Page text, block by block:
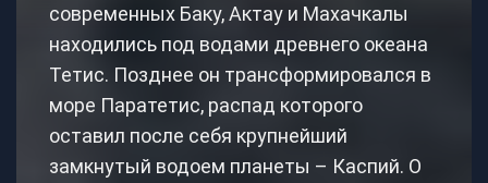
современных Баку, Актау и Махачкалы
находились под водами древнего океана
Тетис. Позднее он трансформировался в
море Паратетис, распад которого
оставил после себя крупнейший
замкнутый водоем планеты – Каспий. О